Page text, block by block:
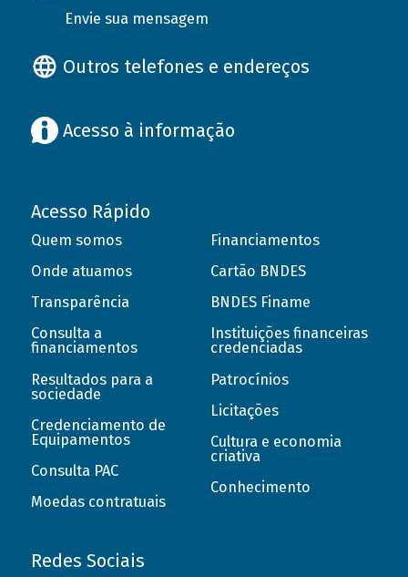
Envie sua mensagem
Outros telefones e endereços
Acesso à informação
Acesso Rápido
Quem somos
Onde atuamos
Transparência
Consulta a
financiamentos
Resultados para a
sociedade
Credenciamento de
Equipamentos
Consulta PAC
Moedas contratuais
Financiamentos
Cartão BNDES
BNDES Finame
Instituições financeiras
credenciadas
Patrocínios
Licitações
Cultura e economia
criativa
Conhecimento
Redes Sociais